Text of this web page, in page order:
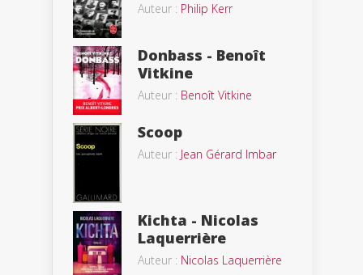
Auteur : Philip Kerr
Donbass - Benoît
Vitkine
Auteur : Benoît Vitkine
Scoop
Auteur : Jean Gérard Imbar
Kichta - Nicolas
Laquerrière
Auteur : Nicolas Laquerrière